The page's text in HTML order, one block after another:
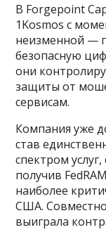
В Forgepoint
1Kosmos с
неизменной —
безопасную
они
защиты от
сервисам.
Компания уже
став
спектром
получив
наиболее
США.
выиграла